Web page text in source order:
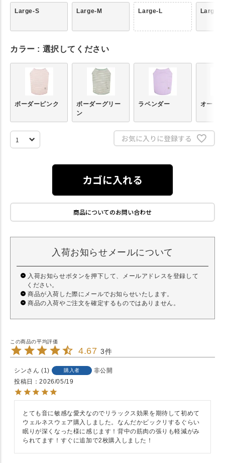
Large-S Large-M Large-L Large-
カラー 選択してください
ボーダーピンク
ボーダーグリー
ン
ラベンダー オート
お気に入りに登録する
カゴに入れる
商品についてのお問い合わせ
入荷お知らせメールについて
入荷お知らせボタンを押下して、メールアドレスを登録して
ください。
商品が入荷した際にメールでお知らせいたします。
商品の入荷やご注文を確定するものではありません。
4.67 3
シン 1 購入者
非公開
投稿日
2026/05/19
とても音に敏感な愛犬なのでリラックス効果を期待して初めて
ウェルネスウェア購入しました。なんだかビックリするぐらい
眠りが深くなった様に感じます！背中の筋肉の張りも軽減がみ
られてます！すぐに追加で2枚購入しました！